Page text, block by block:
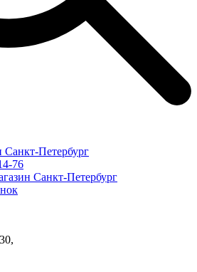
Санкт-Петербург
76
Санкт-Петербург